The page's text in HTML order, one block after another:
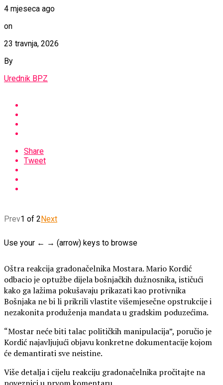
4 mjeseca ago
on
23 travnja, 2026
By
Urednik BPZ
Share
Tweet
Prev1 of 2Next
Use your ← → (arrow) keys to browse
Oštra reakcija gradonačelnika Mostara. Mario Kordić
odbacio je optužbe dijela bošnjačkih dužnosnika, ističući
kako ga lažima pokušavaju prikazati kao protivnika
Bošnjaka ne bi li prikrili vlastite višemjesečne opstrukcije i
nezakonita produženja mandata u gradskim poduzećima.
“Mostar neće biti talac političkih manipulacija”, poručio je
Kordić najavljujući objavu konkretne dokumentacije kojom
će demantirati sve neistine.
Više detalja i cijelu reakciju gradonačelnika pročitajte na